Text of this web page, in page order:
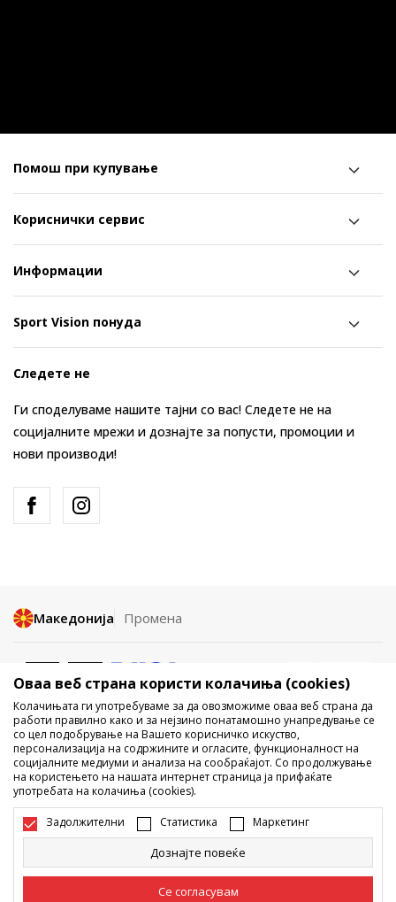
Помош при купување
Кориснички сервис
Информации
Sport Vision понуда
Следете не
Ги споделуваме нашите тајни со вас! Следете не на
социјалните мрежи и дознајте за попусти, промоции и
нови производи!
Македонија Промена
Не е дозволено превземање или користење на содржината од
интернет страните на Sport Vision, делумно или целосно a се
однесува на логоа, трговски марки, комерцијални содржини, ниту
истите да се отстапуваат на трети лица, јавно да се објавуваат или да
се користат за било какви цели, без писмена согласност од БДС.МК
ДООЕЛ.
Настојуваме да бидеме што попрецизни во описот на производот,
фотографијата и самата цена, но не можеме да гарантираме дака
сите информации се комплетни и без грешка. Сите прикажани
дека мораат да се достапни во секој момент. Достапноста на
Оваа веб страна користи колачиња (cookies)
Колачињата ги употребуваме за да овозможиме оваа веб страна да
работи правилно како и за нејзино понатамошно унапредување се
со цел подобрување на Вашето корисничко искуство,
персонализација на содржините и огласите, функционалност на
социјалните медиуми и анализа на сообраќајот. Со продолжување
на користењето на нашата интернет страница ја прифаќате
употребата на колачиња (cookies).
Задолжителни Статистика Маркетинг
Дознајте повеќе
Се согласувам